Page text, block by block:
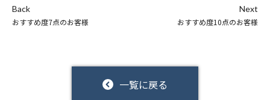
Back
おすすめ度7点のお客様
一覧に戻る
Next
おすすめ度10点のお客様